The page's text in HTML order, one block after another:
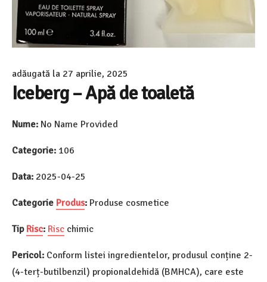
adăugată la 27 aprilie, 2025
Iceberg – Apă de toaletă
Nume: No Name Provided
Categorie: 106
Data: 2025-04-25
Categorie Produs: Produse cosmetice
Tip Risc: Risc chimic
Pericol: Conform listei ingredientelor, produsul conține 2-
(4-terț-butilbenzil) propionaldehidă (BMHCA), care este